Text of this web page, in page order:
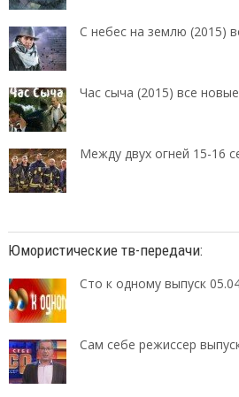
С небес на землю (2015)
Час сыча (2015) все
Между двух огней 15-16
Юмористические тв-передачи:
Сто к одному выпуск
Сам себе режиссер